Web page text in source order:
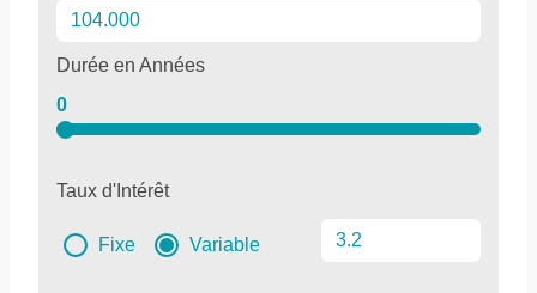
Durée en Années
0
Taux d'Intérêt
Fixe Variable